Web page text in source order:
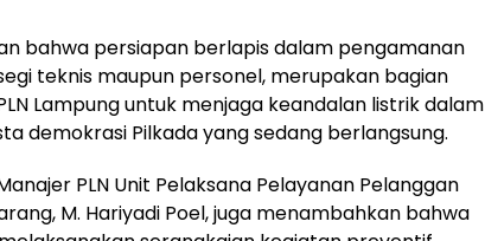
bahwa persiapan berlapis dalam pengamanan
teknis maupun personel, merupakan bagian
Lampung untuk menjaga keandalan listrik dalam
demokrasi Pilkada yang sedang berlangsung.
PLN Unit Pelaksana Pelayanan Pelanggan
M. Hariyadi Poel, juga menambahkan bahwa